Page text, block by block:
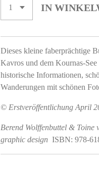
IN
Dieses kleine faberprächtige
Kavros und dem Kournas-
historische Informationen,
Wanderungen mit schönen
© Erstveröffentlichung April
Berend Wolffenbuttel & Toine
graphic design ISBN: 978-